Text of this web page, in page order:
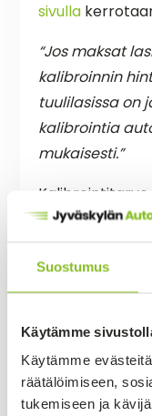
Suostumus
Käytämme
Käytämme
räätälöimiseen,
tukemiseen ja
sivulla
“Jos maksat
kalibroinnin
tuulilasissa on
kalibrointia
mukaisesti.”
Kalibrointitarve
autojen